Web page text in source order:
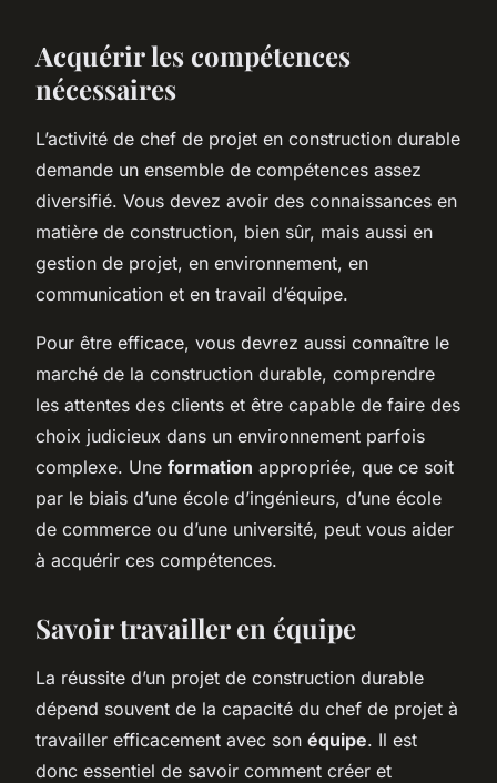
Acquérir les compétences
nécessaires
L’activité de chef de projet en construction durable
demande un ensemble de compétences assez
diversifié. Vous devez avoir des connaissances en
matière de construction, bien sûr, mais aussi en
gestion de projet, en environnement, en
communication et en travail d’équipe.
Pour être efficace, vous devrez aussi connaître le
marché de la construction durable, comprendre
les attentes des clients et être capable de faire des
choix judicieux dans un environnement parfois
complexe. Une formation appropriée, que ce soit
par le biais d’une école d’ingénieurs, d’une école
de commerce ou d’une université, peut vous aider
à acquérir ces compétences.
Savoir travailler en équipe
La réussite d’un projet de construction durable
dépend souvent de la capacité du chef de projet à
travailler efficacement avec son équipe. Il est
donc essentiel de savoir comment créer et